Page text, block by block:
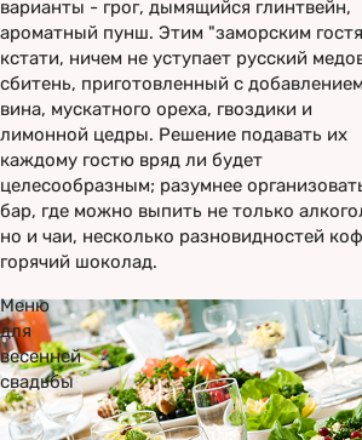
варианты - грог, дымящийся глинтвейн,
ароматный пунш. Этим "заморским
кстати, ничем не уступает русский
сбитень, приготовленный с добавлением
вина, мускатного ореха, гвоздики и
лимонной цедры. Решение подавать их
каждому гостю вряд ли будет
целесообразным; разумнее
бар, где можно выпить не только
но и чаи, несколько разновидностей
горячий шоколад.
Меню
для
весенней
свадьбы